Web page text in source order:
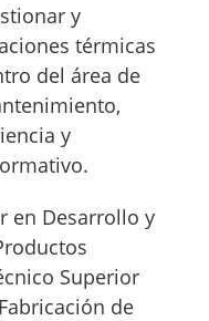
y
térmicas
del área de
y
en Desarrollo y
Superior
de